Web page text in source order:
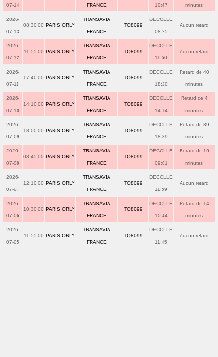
07-14 FRANCE 10:47 minutes
2026-
07-13
08:30:00 PARIS ORLY
TRANSAVIA
FRANCE
TO8099
DECOLLE
08:25
Aucun retard
2026-
07-12
11:55:00 PARIS ORLY
TRANSAVIA
FRANCE
TO8099
DECOLLE
11:50
Aucun retard
2026-
07-11
17:40:00 PARIS ORLY
TRANSAVIA
FRANCE
TO8099
DECOLLE
18:20
Retard de 40
minutes
2026-
07-10
14:10:00 PARIS ORLY
TRANSAVIA
FRANCE
TO8099
DECOLLE
14:14
Retard de 4
minutes
2026-
07-09
18:00:00 PARIS ORLY
TRANSAVIA
FRANCE
TO8099
DECOLLE
18:39
Retard de 39
minutes
2026-
07-08
08:45:00 PARIS ORLY
TRANSAVIA
FRANCE
TO8099
DECOLLE
09:01
Retard de 16
minutes
2026-
07-07
12:10:00 PARIS ORLY
TRANSAVIA
FRANCE
TO8099
DECOLLE
11:59
Aucun retard
2026-
07-06
10:30:00 PARIS ORLY
TRANSAVIA
FRANCE
TO8099
DECOLLE
10:44
Retard de 14
minutes
2026-
07-05
11:55:00 PARIS ORLY
TRANSAVIA
FRANCE
TO8099
DECOLLE
11:45
Aucun retard